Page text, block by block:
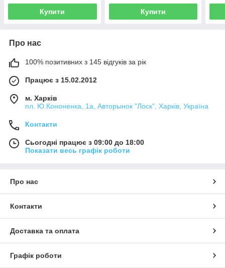
Купити Купити
Про нас
100% позитивних з 145 відгуків за рік
Працює з 15.02.2012
м. Харків
пл. Ю.Кононенка, 1а, Авторынок "Лоск", Харків, Україна
Контакти
Сьогодні працює з 09:00 до 18:00
Показати весь графік роботи
Про нас
Контакти
Доставка та оплата
Графік роботи